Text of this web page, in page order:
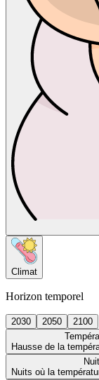
Climat
Horizon temporel
2030 2050
2100
Hausse de la
Nuits où la